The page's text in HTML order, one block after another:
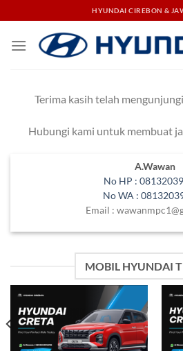
to
content
HYUNDAI CIREBON &
Terima kasih telah
Hubungi kami untuk membuat
A.Wawan
No HP :
No WA :
Email :
MOBIL HYUNDAI